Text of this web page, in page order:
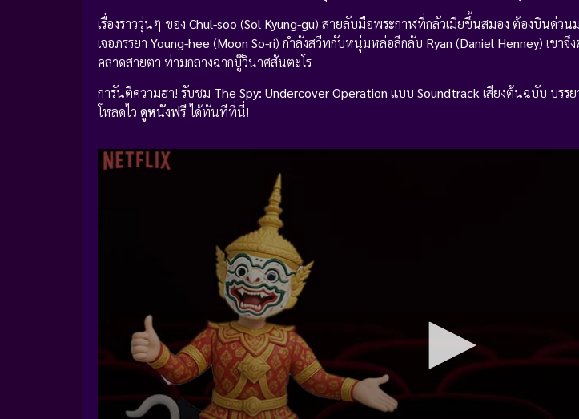
เรื่องราววุ่นๆ ของ Chul-soo (Sol Kyung-gu) สายลับมือพระกาฬที่กลัวเมียขึ้นสมอง ต้องบินด่วน
เจอภรรยา Young-hee (Moon So-ri) กำลังสวีทกับหนุ่มหล่อลึกลับ Ryan (Daniel Henney) เขาจึ
คลาดสายตา ท่ามกลางฉากบู๊วินาศสันตะโร
การันตีความฮา! รับชม The Spy: Undercover Operation แบบ Soundtrack เสียงต้นฉบับ บรร
โหลดไว ดูหนังฟรีได้ทันทีที่นี่!